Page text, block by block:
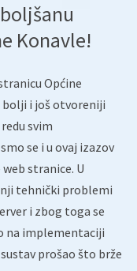
Konavle!
Općine
bolji i još otvoreniji
svim
se i u ovaj izazov
stranice. U
tehnički problemi
i zbog toga se
na implementaciji
prošao što brže